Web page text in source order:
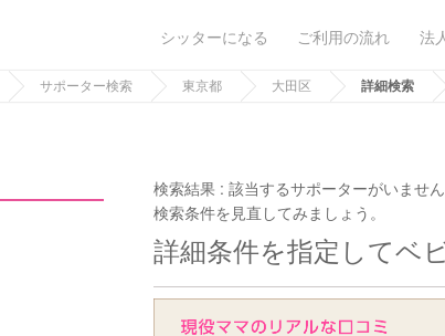
シッターになる ご利用の流れ 法
サポーター検索 東京都 大田区 詳細検索
検索結果 :該当するサポーターがいません
検索条件を見直してみましょう。
詳細条件を指定してベ